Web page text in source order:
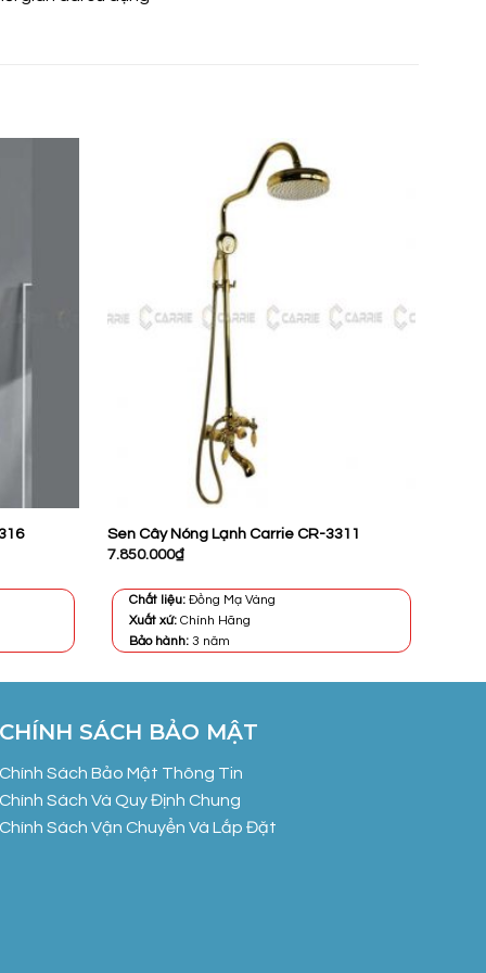
Sen Cây Nóng Lạnh Carrie CR-3311
7.850.000₫
Chất liệu: Đồng Mạ Vàng
Xuất xứ: Chính Hãng
Bảo hành: 3 năm
CHÍNH SÁCH BẢO MẬT
Chính Sách Bảo Mật Thông Tin
Chính Sách Và Quy Định Chung
Chính Sách Vận Chuyển Và Lắp Đặt